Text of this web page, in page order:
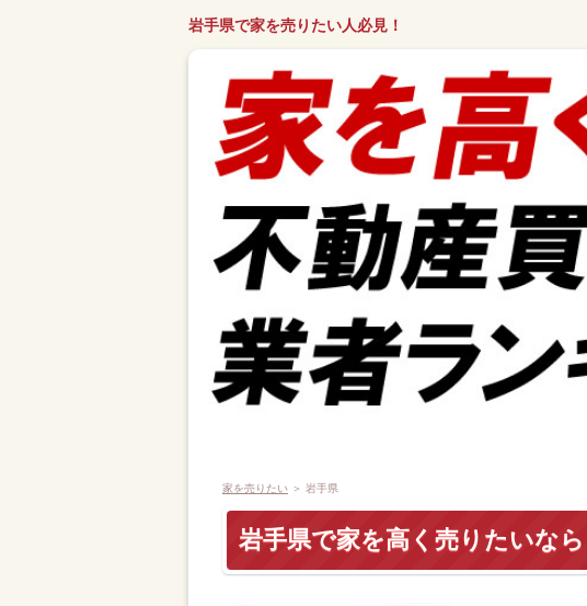
岩手県で家を売りたい人必見！
家を売りたい ＞ 岩手県
岩手県で家を高く売りたいなら